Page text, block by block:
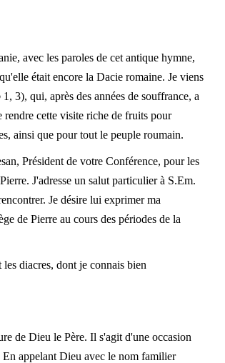
avec les paroles de cet antique hymne,
était encore la Dacie romaine. Je viens
1, 3), qui, après des années de souffrance, a
rendre cette visite riche de fruits pour
ainsi que pour tout le peuple roumain.
Président de votre Conférence, pour les
J'adresse un salut particulier à S.Em.
Je désire lui exprimer ma
de Pierre au cours des périodes de la
diacres, dont je connais bien
de Dieu le Père. Il s'agit d'une occasion
En appelant Dieu avec le nom familier